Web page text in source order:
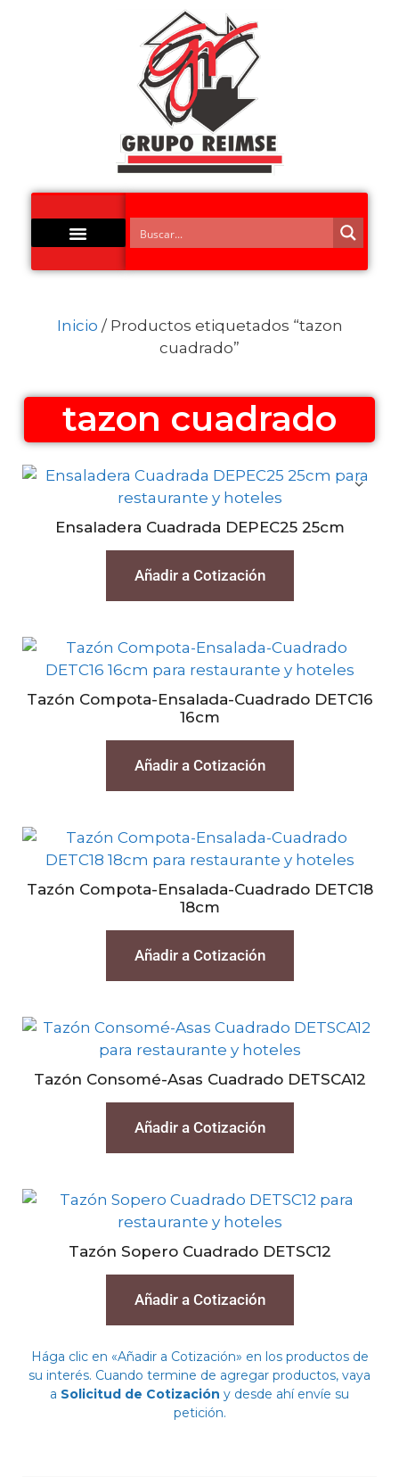
Inicio / Productos etiquetados “tazon
cuadrado”
tazon cuadrado
Ensaladera Cuadrada DEPEC25 25cm
Añadir a Cotización
Tazón Compota-Ensalada-Cuadrado DETC16
16cm
Añadir a Cotización
Tazón Compota-Ensalada-Cuadrado DETC18
18cm
Añadir a Cotización
Tazón Consomé-Asas Cuadrado DETSCA12
Añadir a Cotización
Tazón Sopero Cuadrado DETSC12
Añadir a Cotización
Hága clic en «Añadir a Cotización» en los productos de
su interés. Cuando termine de agregar productos, vaya
a Solicitud de Cotización y desde ahí envíe su
petición.